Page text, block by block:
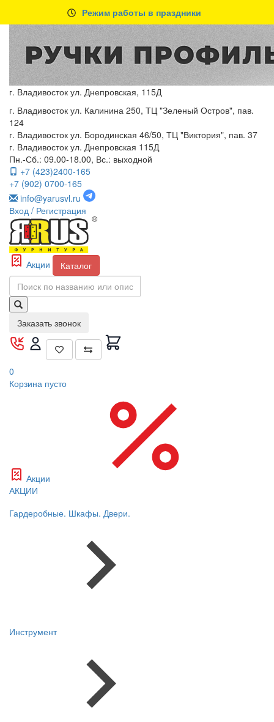
Режим работы в праздники
г. Владивосток ул. Днепровская, 115Д
г. Владивосток ул. Калинина 250, ТЦ "Зеленый Остров", пав.
124
г. Владивосток ул. Бородинская 46/50, ТЦ "Виктория", пав. 37
г. Владивосток ул. Днепровская 115Д
Пн.-Сб.: 09.00-18.00, Вс.: выходной
+7 (423)2400-165
+7 (902) 0700-165
info@yarusvl.ru
Вход / Регистрация
Акции Каталог
Заказать звонок
0
Корзина пусто
Акции
АКЦИИ
Гардеробные. Шкафы. Двери.
Инструмент